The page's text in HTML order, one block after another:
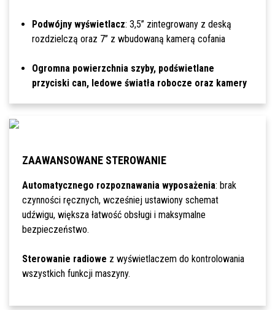
Podwójny wyświetlacz: 3,5’’ zintegrowany z deską
rozdzielczą oraz 7’’ z wbudowaną kamerą cofania
Ogromna powierzchnia szyby, podświetlane
przyciski can, ledowe światła robocze oraz kamery
ZAAWANSOWANE STEROWANIE
Automatycznego rozpoznawania wyposażenia: brak
czynności ręcznych, wcześniej ustawiony schemat
udźwigu, większa łatwość obsługi i maksymalne
bezpieczeństwo.
Sterowanie radiowe z wyświetlaczem do kontrolowania
wszystkich funkcji maszyny.